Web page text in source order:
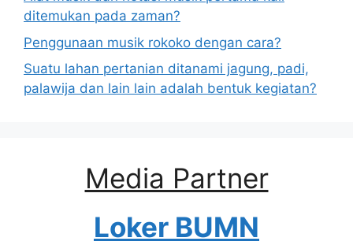
ditemukan pada zaman?
Penggunaan musik rokoko dengan cara?
Suatu lahan pertanian ditanami jagung, padi,
palawija dan lain lain adalah bentuk kegiatan?
Media Partner
Loker BUMN